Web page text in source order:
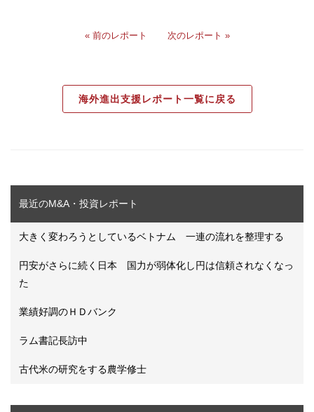
« 前のレポート 次のレポート »
海外進出支援レポート一覧に戻る
最近のM&A・投資レポート
大きく変わろうとしているベトナム 一連の流れを整理する
円安がさらに続く日本 国力が弱体化し円は信頼されなくなっ
た
業績好調のＨＤバンク
ラム書記長訪中
古代米の研究をする農学修士